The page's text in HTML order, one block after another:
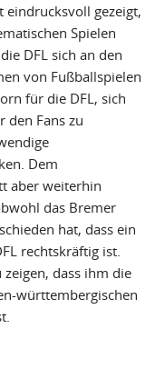
eindrucksvoll gezeigt,
Spielen
DFL sich an den
von Fußballspielen
für die DFL, sich
den Fans zu
Dem
aber weiterhin
das Bremer
hat, dass ein
rechtskräftig ist.
dass ihm die
württembergischen